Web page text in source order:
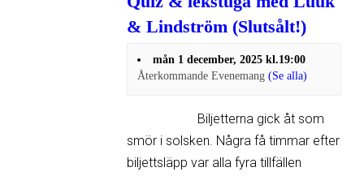
& Lindström (Slutsålt!)
mån 1 december, 2025 kl.19:00
Återkommande Evenemang (Se alla)
Biljetterna gick åt som
smör i solsken. Några få timmar efter
biljettsläpp var alla fyra tillfällen